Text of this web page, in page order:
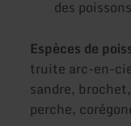
des
Espèces de
truite arc-en-
sandre,
perche,